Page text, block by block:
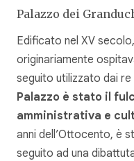
Palazzo dei
Edificato nel XV
originariamente
seguito utilizzato dai
Palazzo è stato il
amministrativa e
anni dell’Ottocento, è
seguito ad una